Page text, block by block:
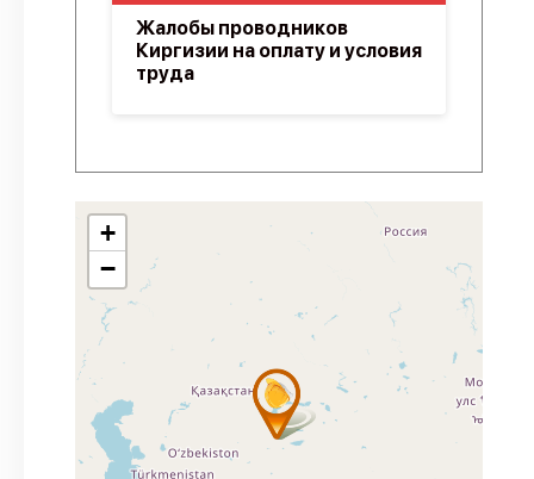
Жалобы проводников
Киргизии на оплату и условия
труда
+
−